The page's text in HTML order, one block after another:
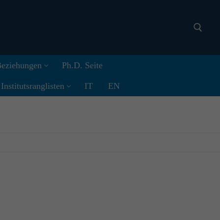
Search for:
Ph.D. Seite
IT EN